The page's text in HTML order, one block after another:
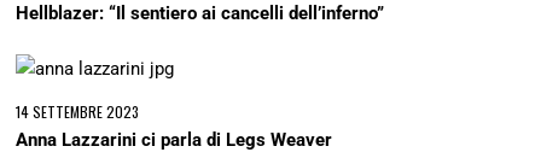
Hellblazer: “Il sentiero ai cancelli dell’inferno”
14 SETTEMBRE 2023
Anna Lazzarini ci parla di Legs Weaver